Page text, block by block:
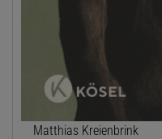
Matthias Kreienbrink